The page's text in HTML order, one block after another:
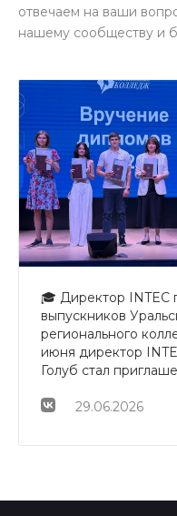
отвечаем на ваши
нашему сообществу и
🎓 Директор INTEC
выпускников
регионального
июня директор
Голуб стал
церемонии вручения
студентам, которые
29.06.2026